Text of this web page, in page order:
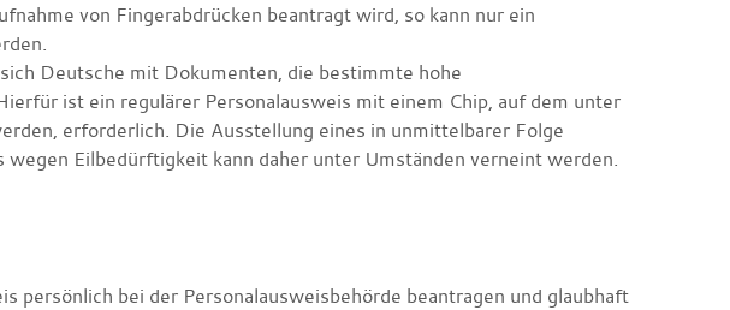
von Fingerabdrücken beantragt wird, so kann nur ein
.
Deutsche mit Dokumenten, die bestimmte hohe
ist ein regulärer Personalausweis mit einem Chip, auf dem unter
erforderlich. Die Ausstellung eines in unmittelbarer Folge
Eilbedürftigkeit kann daher unter Umständen verneint werden.
persönlich bei der Personalausweisbehörde beantragen und glaubhaft